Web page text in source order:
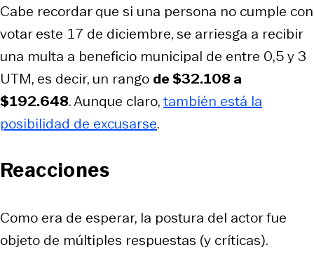
Cabe recordar que si una persona no cumple con
votar este 17 de diciembre, se arriesga a recibir
una multa a beneficio municipal de entre 0,5 y 3
UTM, es decir, un rango de $32.108 a
$192.648. Aunque claro,también está la
posibilidad de excusarse.
Reacciones
Como era de esperar, la postura del actor fue
objeto de múltiples respuestas (y críticas).